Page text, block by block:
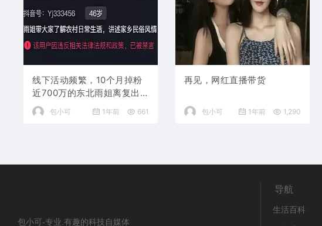
线下活动频繁，10个月掉粉
近700万的东北雨姐离复出
不远了？
包小可 1年前 661
再见，网红直播带货
包小可 1年前 1,290
包小可-专业.有趣的科技自媒体
导航
生活百科